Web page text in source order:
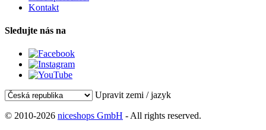
Kontakt
Sledujte nás na
Upravit zemi / jazyk
© 2010-2026 niceshops GmbH - All rights reserved.